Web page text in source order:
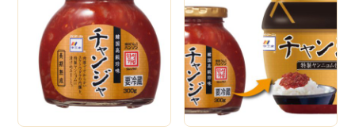
ます。※コ
生麺